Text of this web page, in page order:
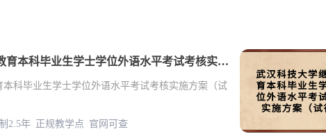
武汉科技大学继续教育本科毕业生学士学位外语水平考试考核实施方案（试行）
科毕业生学士学位外语水平考试考核实施方案（试
学制2.5年 正规教学点 官网可查